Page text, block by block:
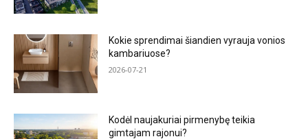
Kokie sprendimai šiandien vyrauja vonios
kambariuose?
2026-07-21
Kodėl naujakuriai pirmenybę teikia
gimtajam rajonui?